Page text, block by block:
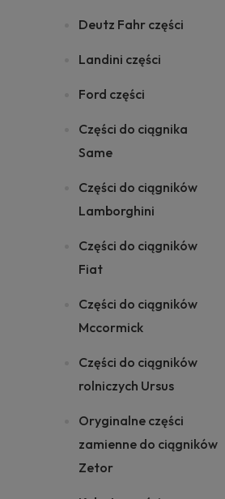
Deutz Fahr części
Landini części
Ford części
Części do ciągnika
Same
Części do ciągników
Lamborghini
Części do ciągników
Fiat
Części do ciągników
Mccormick
Części do ciągników
rolniczych Ursus
Oryginalne części
zamienne do ciągników
Zetor